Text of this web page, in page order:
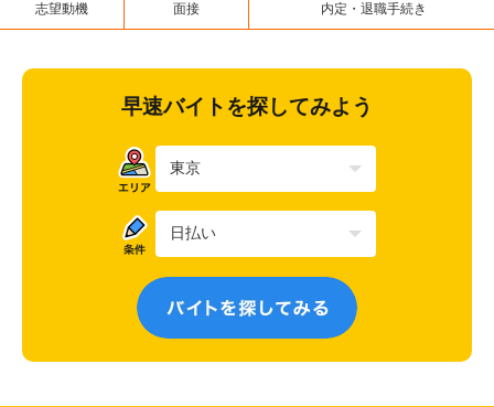
志望動機 面接 内定・退職手続き
早速バイトを探してみよう